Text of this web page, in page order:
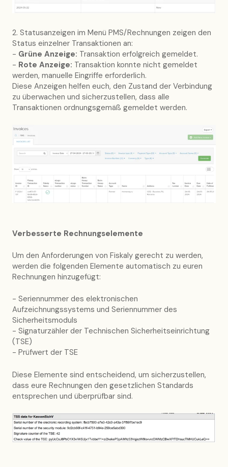
2. Statusanzeigen im Menü PMS/Rechnungen zeigen den
Status einzelner Transaktionen an:
- Grüne Anzeige: Transaktion erfolgreich gemeldet.
- Rote Anzeige: Transaktion konnte nicht gemeldet
werden, manuelle Eingriffe erforderlich.
Diese Anzeigen helfen euch, den Zustand der Verbindung
zu überwachen und sicherzustellen, dass alle
Transaktionen ordnungsgemäß gemeldet werden.
Verbesserte Rechnungselemente
Um den Anforderungen von Fiskaly gerecht zu werden,
werden die folgenden Elemente automatisch zu euren
Rechnungen hinzugefügt:
- Seriennummer des elektronischen
Aufzeichnungssystems und Seriennummer des
Sicherheitsmoduls
- Signaturzähler der Technischen Sicherheitseinrichtung
(TSE)
- Prüfwert der TSE
Diese Elemente sind entscheidend, um sicherzustellen,
dass eure Rechnungen den gesetzlichen Standards
entsprechen und überprüfbar sind.